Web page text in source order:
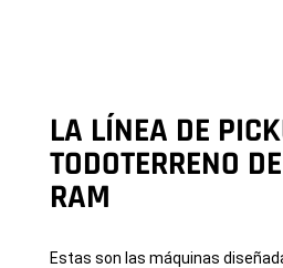
LA LÍNEA DE
TODOTERRENO
RAM
Estas son las máquinas